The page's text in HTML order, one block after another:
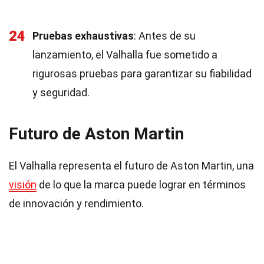
24 Pruebas exhaustivas: Antes de su
lanzamiento, el Valhalla fue sometido a
rigurosas pruebas para garantizar su fiabilidad
y seguridad.
Futuro de Aston Martin
El Valhalla representa el futuro de Aston Martin, una
visión de lo que la marca puede lograr en términos
de innovación y rendimiento.